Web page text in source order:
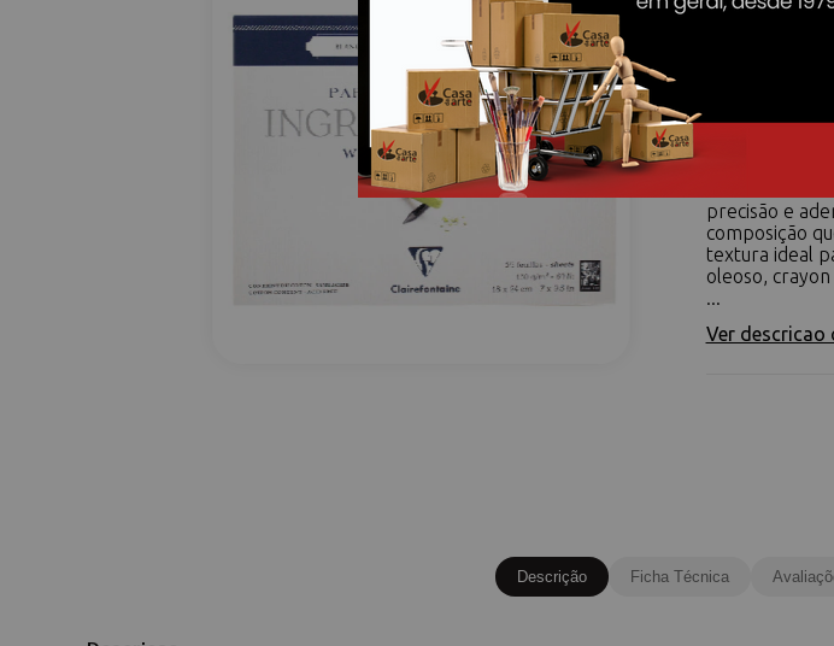
Bloco de
precisão e
composição
textura ideal
oleoso,
...
Ver descricao
Descrição Ficha Técnica